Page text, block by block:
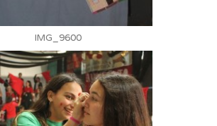
IMG_9600